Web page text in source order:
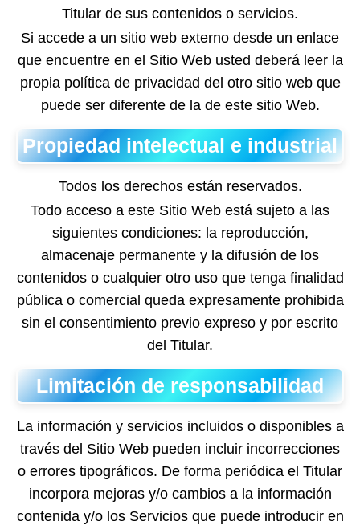
Titular de sus contenidos o servicios.
Si accede a un sitio web externo desde un enlace
que encuentre en el Sitio Web usted deberá leer la
propia política de privacidad del otro sitio web que
puede ser diferente de la de este sitio Web.
Propiedad intelectual e industrial
Todos los derechos están reservados.
Todo acceso a este Sitio Web está sujeto a las
siguientes condiciones: la reproducción,
almacenaje permanente y la difusión de los
contenidos o cualquier otro uso que tenga finalidad
pública o comercial queda expresamente prohibida
sin el consentimiento previo expreso y por escrito
del Titular.
Limitación de responsabilidad
La información y servicios incluidos o disponibles a
través del Sitio Web pueden incluir incorrecciones
o errores tipográficos. De forma periódica el Titular
incorpora mejoras y/o cambios a la información
contenida y/o los Servicios que puede introducir en